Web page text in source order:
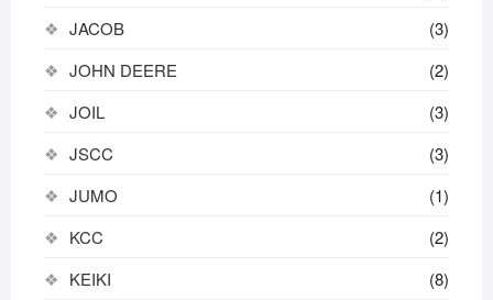
JACOB
(3)
JOHN DEERE
(2)
JOIL
(3)
JSCC
(3)
JUMO
(1)
KCC
(2)
KEIKI
(8)